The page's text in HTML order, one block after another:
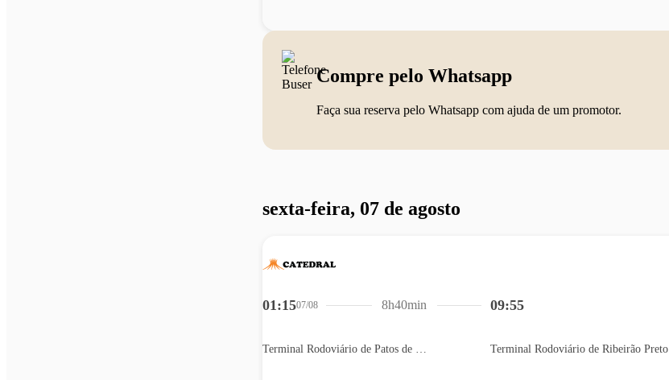
Compre pelo Whatsapp
Faça sua reserva pelo Whatsapp com ajuda de um promotor.
sexta-feira, 07 de agosto
01:1507/08
Terminal Rodoviário de Patos de Minas
09:55
Terminal Rodoviário de Ribeirão Preto
8h40min